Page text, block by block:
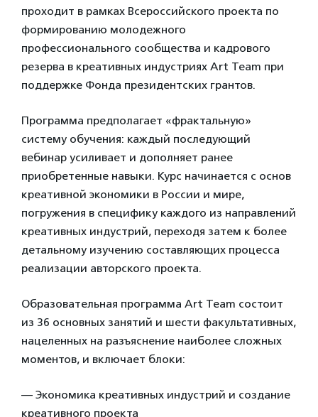
проходит в рамках Всероссийского проекта по
формированию молодежного
профессионального сообщества и кадрового
резерва в креативных индустриях Art Team при
поддержке Фонда президентских грантов.
Программа предполагает «фрактальную»
систему обучения: каждый последующий
вебинар усиливает и дополняет ранее
приобретенные навыки. Курс начинается с основ
креативной экономики в России и мире,
погружения в специфику каждого из направлений
креативных индустрий, переходя затем к более
детальному изучению составляющих процесса
реализации авторского проекта.
Образовательная программа Art Team состоит
из 36 основных занятий и шести факультативных,
нацеленных на разъяснение наиболее сложных
моментов, и включает блоки:
— Экономика креативных индустрий и создание
креативного проекта